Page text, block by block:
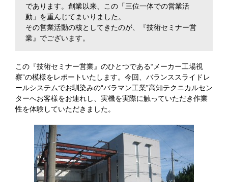
であります。創業以来、この「三位一体での営業活
動」を重んじてまいりました。
その営業活動の核としてきたのが、『技術セミナー営
業』でございます。
この『技術セミナー営業』のひとつである“メーカー工場視
察”の模様をレポートいたします。今回、バランススライドレ
ールシステムでお馴染みの“バラマン工業”高知テクニカルセン
ターへお客様をお連れし、実機を実際に触っていただき作業
性を体験していただきました。